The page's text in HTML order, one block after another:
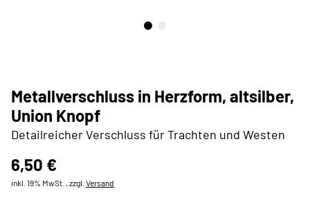
Metallverschluss in Herzform, altsilber,
Union Knopf
Detailreicher Verschluss für Trachten und Westen
6,50 €
inkl. 19% MwSt. , zzgl. Versand